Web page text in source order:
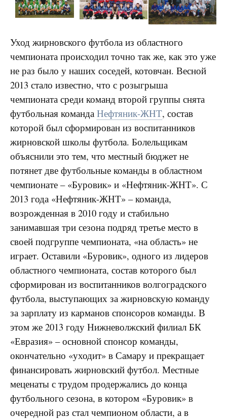
Уход жирновского футбола из областного
чемпионата происходил точно так же, как это уже
не раз было у наших соседей, котовчан. Весной
2013 стало известно, что с розыгрыша
чемпионата среди команд второй группы снята
футбольная команда Нефтяник-ЖНТ, состав
которой был сформирован из воспитанников
жирновской школы футбола. Болельщикам
объяснили это тем, что местный бюджет не
потянет две футбольные команды в областном
чемпионате – «Буровик» и «Нефтяник-ЖНТ». С
2013 года «Нефтяник-ЖНТ» – команда,
возрожденная в 2010 году и стабильно
занимавшая три сезона подряд третье место в
своей подгруппе чемпионата, «на область» не
играет. Оставили «Буровик», одного из лидеров
областного чемпионата, состав которого был
сформирован из воспитанников волгоградского
футбола, выступающих за жирновскую команду
за зарплату из карманов спонсоров команды. В
этом же 2013 году Нижневолжский филиал БК
«Евразия» – основной спонсор команды,
окончательно «уходит» в Самару и прекращает
финансировать жирновский футбол. Местные
меценаты с трудом продержались до конца
футбольного сезона, в котором «Буровик» в
очередной раз стал чемпионом области, а в